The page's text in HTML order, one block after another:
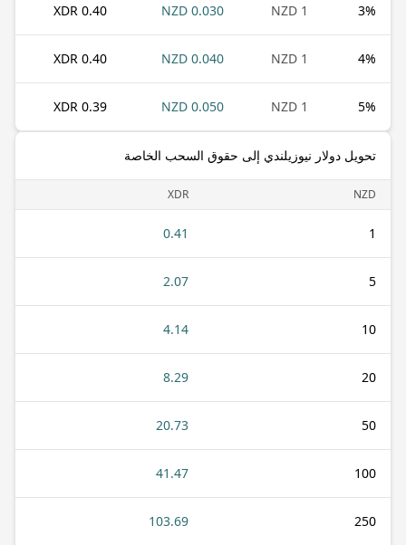
3%
1 NZD
0.030 NZD
0.40 XDR
4%
1 NZD
0.040 NZD
0.40 XDR
5%
1 NZD
0.050 NZD
0.39 XDR
تحويل دولار نيوزيلندي إلى حقوق السحب الخاصة
NZD
XDR
1
0.41
5
2.07
10
4.14
20
8.29
50
20.73
100
41.47
250
103.69